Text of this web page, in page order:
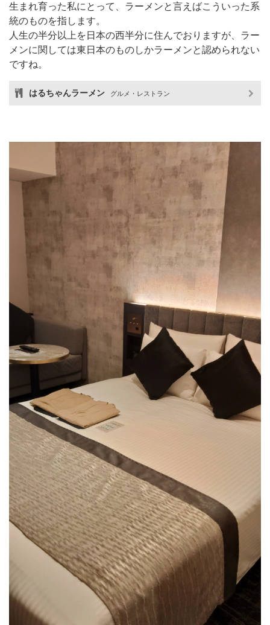
生まれ育った私にとって、ラーメンと言えばこういった系
統のものを指します。
人生の半分以上を日本の西半分に住んでおりますが、ラー
メンに関しては東日本のものしかラーメンと認められない
ですね。
はるちゃんラーメン グルメ・レストラン